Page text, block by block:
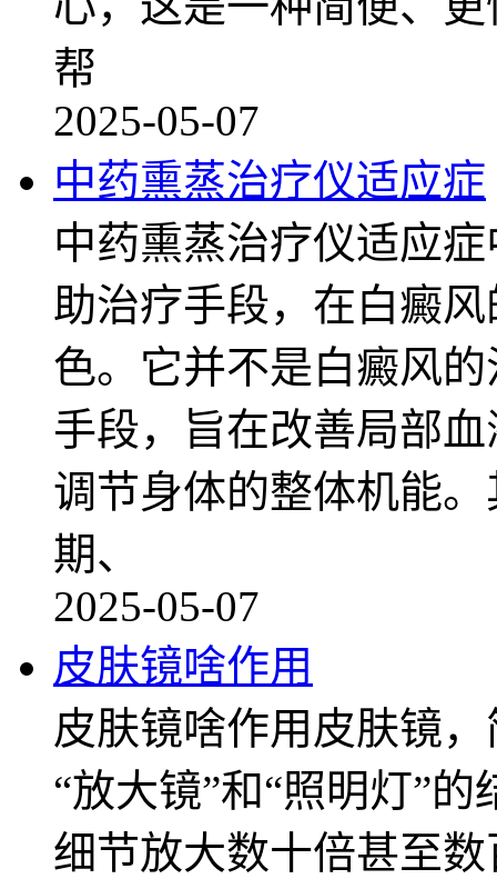
帮
2025-05-07
中药熏蒸治疗仪适应症
中药熏蒸治疗仪适应
助治疗手段，在白癜
色。它并不是白癜风
手段，旨在改善局部
调节身体的整体机能
期、
2025-05-07
皮肤镜啥作用
皮肤镜啥作用皮肤镜
“放大镜”和“照明灯”
细节放大数十倍甚至